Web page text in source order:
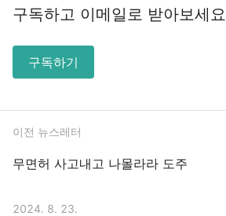
구독하고 이메일로 받아보세요
구독하기
이전 뉴스레터
무면허 사고내고 나몰라라 도주
2024. 8. 23.